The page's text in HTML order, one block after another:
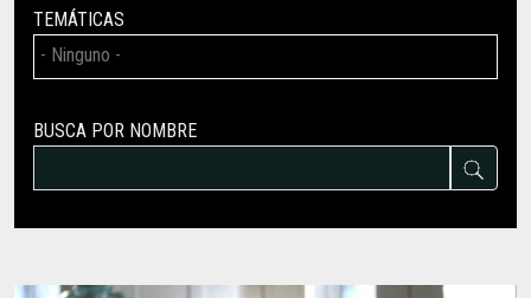
TEMÁTICAS
BUSCA POR NOMBRE